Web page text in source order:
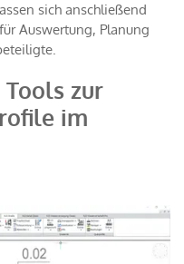
sich anschließend
Auswertung, Planung
zur
im